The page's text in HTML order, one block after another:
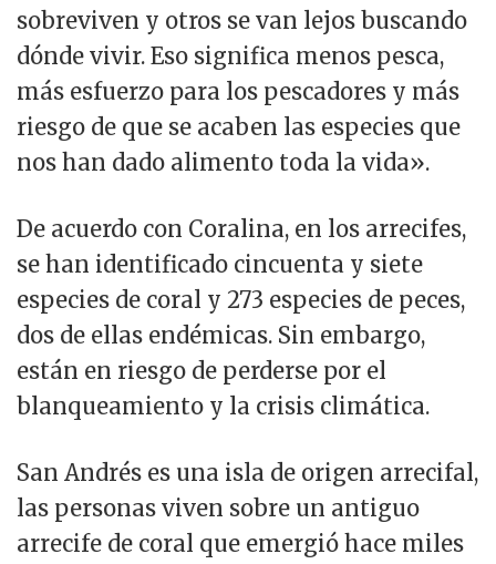
sobreviven y otros se van lejos buscando
dónde vivir. Eso significa menos pesca,
más esfuerzo para los pescadores y más
riesgo de que se acaben las especies que
nos han dado alimento toda la vida».
De acuerdo con Coralina, en los arrecifes,
se han identificado cincuenta y siete
especies de coral y 273 especies de peces,
dos de ellas endémicas. Sin embargo,
están en riesgo de perderse por el
blanqueamiento y la crisis climática.
San Andrés es una isla de origen arrecifal,
las personas viven sobre un antiguo
arrecife de coral que emergió hace miles